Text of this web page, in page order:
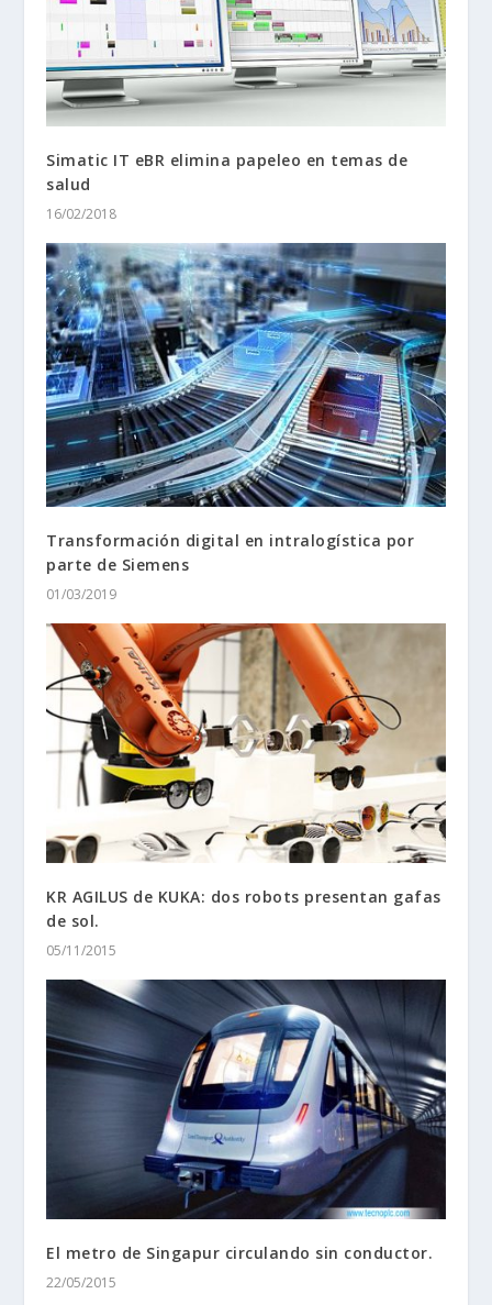
Simatic IT eBR elimina papeleo en temas de
salud
16/02/2018
Transformación digital en intralogística por
parte de Siemens
01/03/2019
KR AGILUS de KUKA: dos robots presentan gafas
de sol.
05/11/2015
El metro de Singapur circulando sin conductor.
22/05/2015